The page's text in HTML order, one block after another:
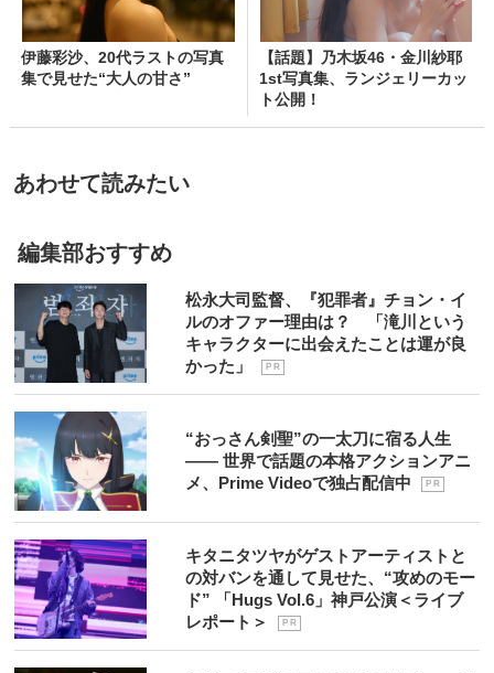
伊藤彩沙、20代ラストの写真
集で見せた“大人の甘さ”
【話題】乃木坂46・金川紗耶
1st写真集、ランジェリーカッ
ト公開！
あわせて読みたい
編集部おすすめ
松永大司監督、『犯罪者』チョン・イ
ルのオファー理由は？ 「滝川という
キャラクターに出会えたことは運が良
かった」
P R
“おっさん剣聖”の一太刀に宿る人生
―― 世界で話題の本格アクションアニ
メ、Prime Videoで独占配信中
P R
キタニタツヤがゲストアーティストと
の対バンを通して見せた、“攻めのモー
ド” 「Hugs Vol.6」神戸公演＜ライブ
レポート＞
P R